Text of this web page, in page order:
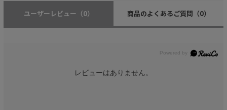
ユーザーレビュー （0） 商品のよくあるご質問 （0）
レビューはありません。